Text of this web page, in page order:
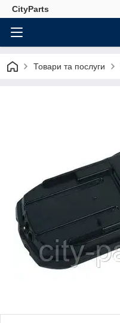
CityParts
Товари та послуги